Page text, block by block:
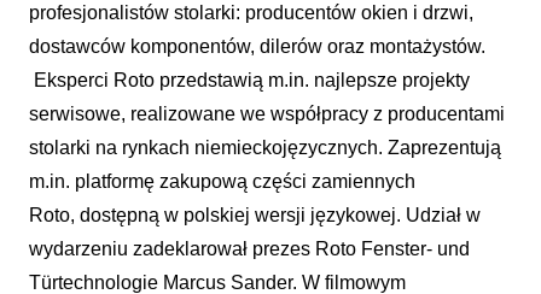
profesjonalistów stolarki: producentów okien i drzwi,
dostawców komponentów, dilerów oraz montażystów.
Eksperci Roto przedstawią m.in. najlepsze projekty
serwisowe, realizowane we współpracy z producentami
stolarki na rynkach niemieckojęzycznych. Zaprezentują
m.in. platformę zakupową części zamiennych
Roto, dostępną w polskiej wersji językowej. Udział w
wydarzeniu zadeklarował prezes Roto Fenster- und
Türtechnologie Marcus Sander. W filmowym